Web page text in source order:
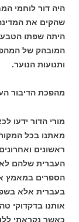
היה דור לוחמי
שהקים את
היתה שפתו
המובהק של
ותנועות הנוער.
מהפכת הדיבור
מורי הדור ידעו
מאתנו בכל
ראשונים
העברית שלהם
הספרים במאמץ
בעברית אלא
אותנו בדקדוקי
כאשר נקראתי